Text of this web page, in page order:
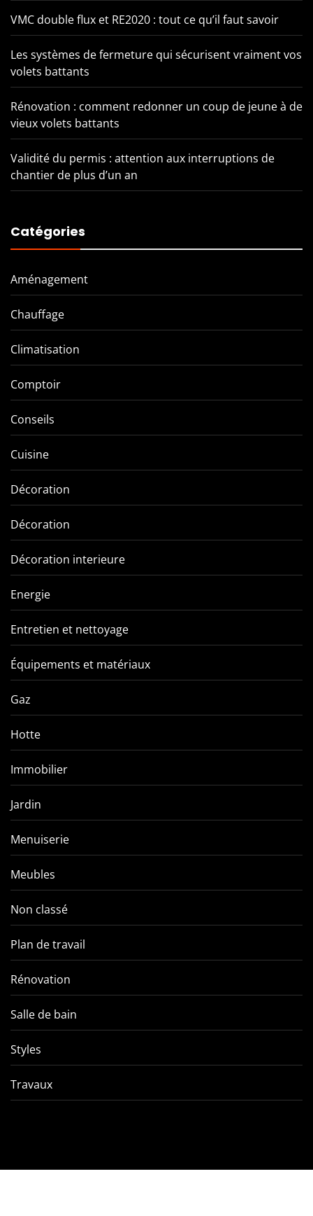
VMC double flux et RE2020 : tout ce qu’il faut savoir
Les systèmes de fermeture qui sécurisent vraiment vos
volets battants
Rénovation : comment redonner un coup de jeune à de
vieux volets battants
Validité du permis : attention aux interruptions de
chantier de plus d’un an
Catégories
Aménagement
Chauffage
Climatisation
Comptoir
Conseils
Cuisine
Décoration
Décoration
Décoration interieure
Energie
Entretien et nettoyage
Équipements et matériaux
Gaz
Hotte
Immobilier
Jardin
Menuiserie
Meubles
Non classé
Plan de travail
Rénovation
Salle de bain
Styles
Travaux